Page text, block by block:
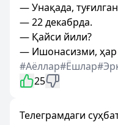
— Унақада,
— 22 декабрда.
— Қайси йили?
— Ишонасизми, ҳар
#Аёллар#Ёшлар
25
Телеграмдаги